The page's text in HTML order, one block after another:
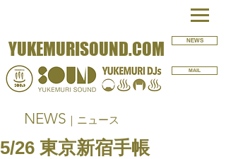
YUKEMURISOUND.COM NEWS
MAIL
NEWS ｜ニュース
5/26 東京新宿手帳